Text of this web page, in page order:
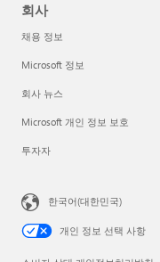
회사
채용 정보
Microsoft 정보
회사 뉴스
Microsoft 개인 정보 보호
투자자
한국어(대한민국)
개인 정보 선택 사항